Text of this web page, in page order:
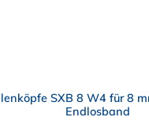
SXB 8 W4 für 8
Endlosband